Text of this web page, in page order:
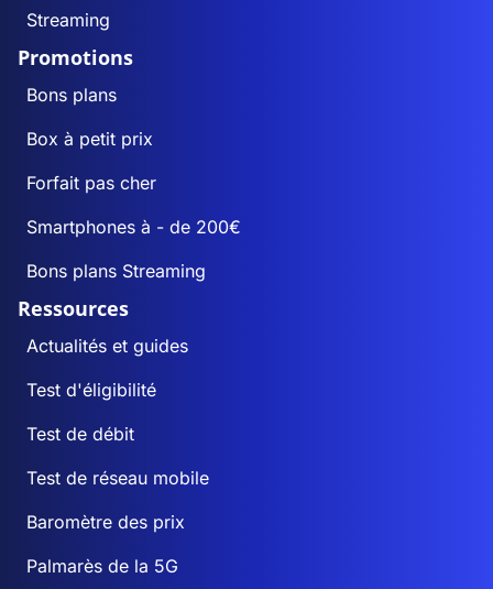
Streaming
Promotions
Bons plans
Box à petit prix
Forfait pas cher
Smartphones à - de 200€
Bons plans Streaming
Ressources
Actualités et guides
Test d'éligibilité
Test de débit
Test de réseau mobile
Baromètre des prix
Palmarès de la 5G